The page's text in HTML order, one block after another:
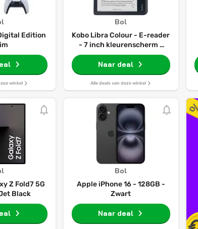
Edition
winkel
Bol
Kobo Libra Colour - E-reader
- 7 inch kleurenscherm -
32GB - Luisterboeken -
Zwart
Naar deal
Alle deals van deze winkel
Z Fold7 5G
Black
Bol
Apple iPhone 16 - 128GB -
Zwart
Naar deal